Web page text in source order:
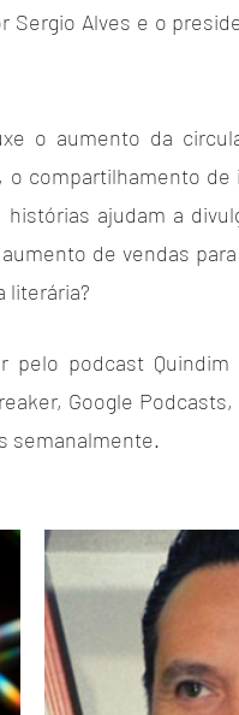
Alves e o
o aumento da
o compartilhamento
ajudam a
de vendas
literária?
pelo podcast
Google
semanalmente.